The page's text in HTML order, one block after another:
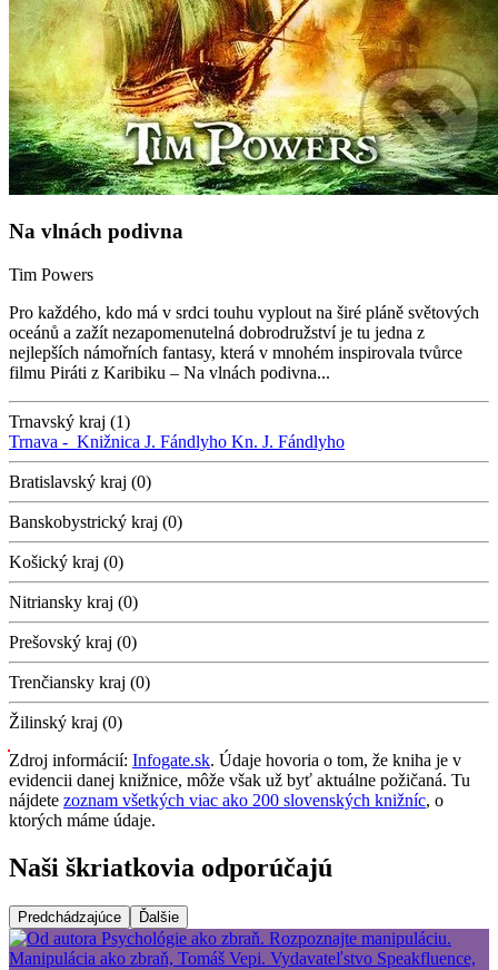
Na vlnách podivna
Tim Powers
Pro každého, kdo má v srdci touhu vyplout na širé pláně světových
oceánů a zažít nezapomenutelná dobrodružství je tu jedna z
nejlepších námořních fantasy, která v mnohém inspirovala tvůrce
filmu Piráti z Karibiku – Na vlnách podivna...
Trnavský kraj (1)
Trnava - Knižnica J. Fándlyho Kn. J. Fándlyho
Bratislavský kraj (0)
Banskobystrický kraj (0)
Košický kraj (0)
Nitriansky kraj (0)
Prešovský kraj (0)
Trenčiansky kraj (0)
Žilinský kraj (0)
Zdroj informácií: Infogate.sk. Údaje hovoria o tom, že kniha je v
evidencii danej knižnice, môže však už byť aktuálne požičaná. Tu
nájdete zoznam všetkých viac ako 200 slovenských knižníc, o
ktorých máme údaje.
Naši škriatkovia odporúčajú
Predchádzajúce Ďalšie